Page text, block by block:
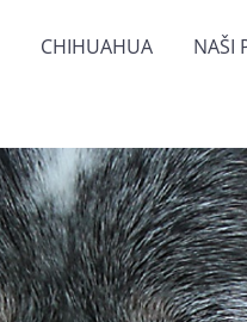
CHIHUAHUA NAŠI